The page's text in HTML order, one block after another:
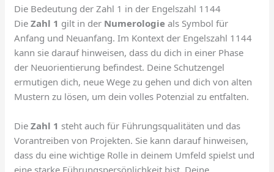
Die Bedeutung der Zahl 1 in der Engelszahl 1144
DieZahl 1 gilt in der Numerologie als Symbol für
Anfang und Neuanfang. Im Kontext der Engelszahl 1144
kann sie darauf hinweisen, dass du dich in einer Phase
der Neuorientierung befindest. Deine Schutzengel
ermutigen dich, neue Wege zu gehen und dich von alten
Mustern zu lösen, um dein volles Potenzial zu entfalten.
DieZahl 1 steht auch für Führungsqualitäten und das
Vorantreiben von Projekten. Sie kann darauf hinweisen,
dass du eine wichtige Rolle in deinem Umfeld spielst und
eine starke Führungspersönlichkeit bist. Deine